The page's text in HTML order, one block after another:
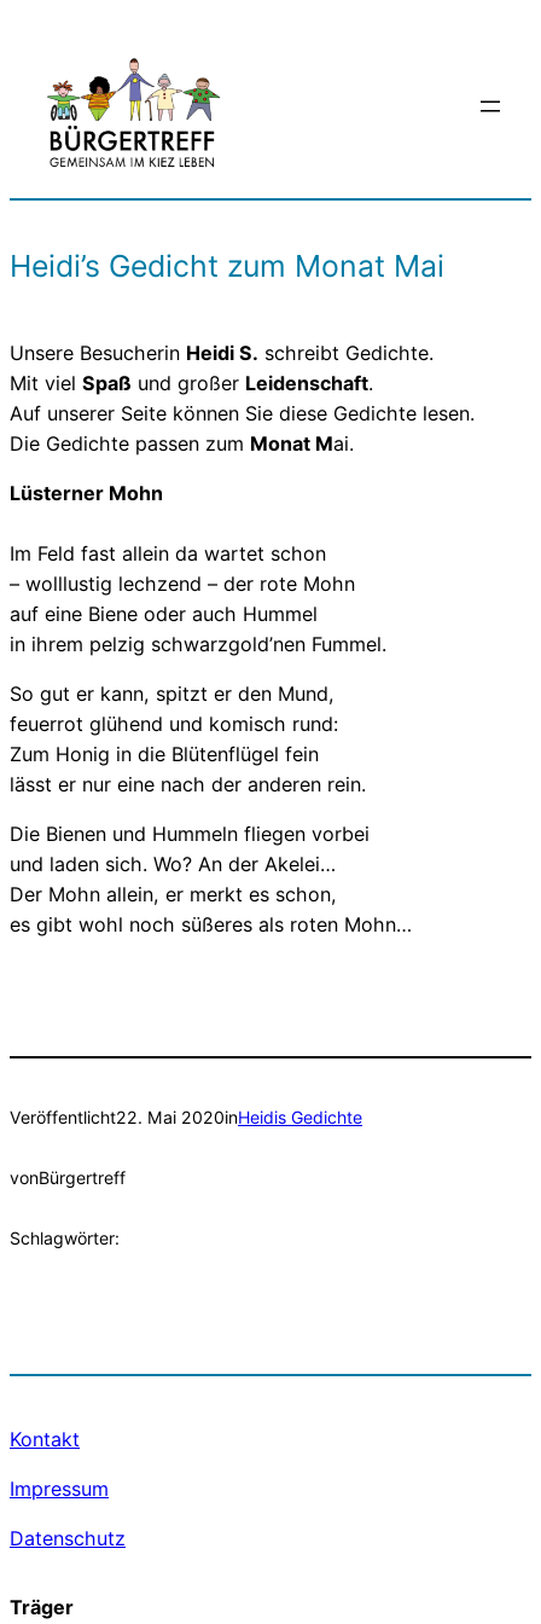
springen
Heidi’s Gedicht zum Monat Mai
Unsere Besucherin Heidi S. schreibt Gedichte.
Mit viel Spaß und großer Leidenschaft.
Auf unserer Seite können Sie diese Gedichte lesen.
Die Gedichte passen zum Monat Mai.
Lüsterner Mohn
Im Feld fast allein da wartet schon
– wolllustig lechzend – der rote Mohn
auf eine Biene oder auch Hummel
in ihrem pelzig schwarzgold’nen Fummel.
So gut er kann, spitzt er den Mund,
feuerrot glühend und komisch rund:
Zum Honig in die Blütenflügel fein
lässt er nur eine nach der anderen rein.
Die Bienen und Hummeln fliegen vorbei
und laden sich. Wo? An der Akelei…
Der Mohn allein, er merkt es schon,
es gibt wohl noch süßeres als roten Mohn…
Veröffentlicht22. Mai 2020inHeidis Gedichte
vonBürgertreff
Schlagwörter:
Kontakt
Impressum
Datenschutz
Träger